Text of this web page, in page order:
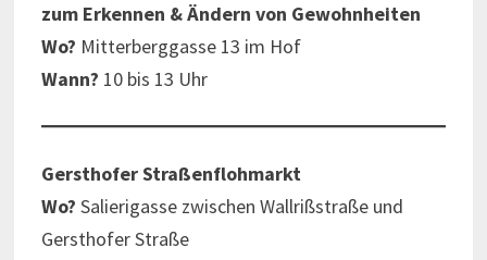
zum Erkennen & Ändern von Gewohnheiten
Wo? Mitterberggasse 13 im Hof
Wann? 10 bis 13 Uhr
Gersthofer Straßenflohmarkt
Wo? Salierigasse zwischen Wallrißstraße und
Gersthofer Straße